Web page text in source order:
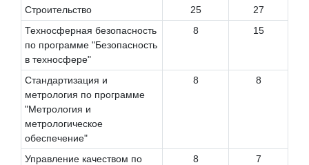
Строительство 25
27
Техносферная безопасность
по программе "Безопасность
в техносфере"
8 15
Стандартизация и
метрология по программе
"Метрология и
метрологическое
обеспечение"
8 8
Управление качеством по
8 7